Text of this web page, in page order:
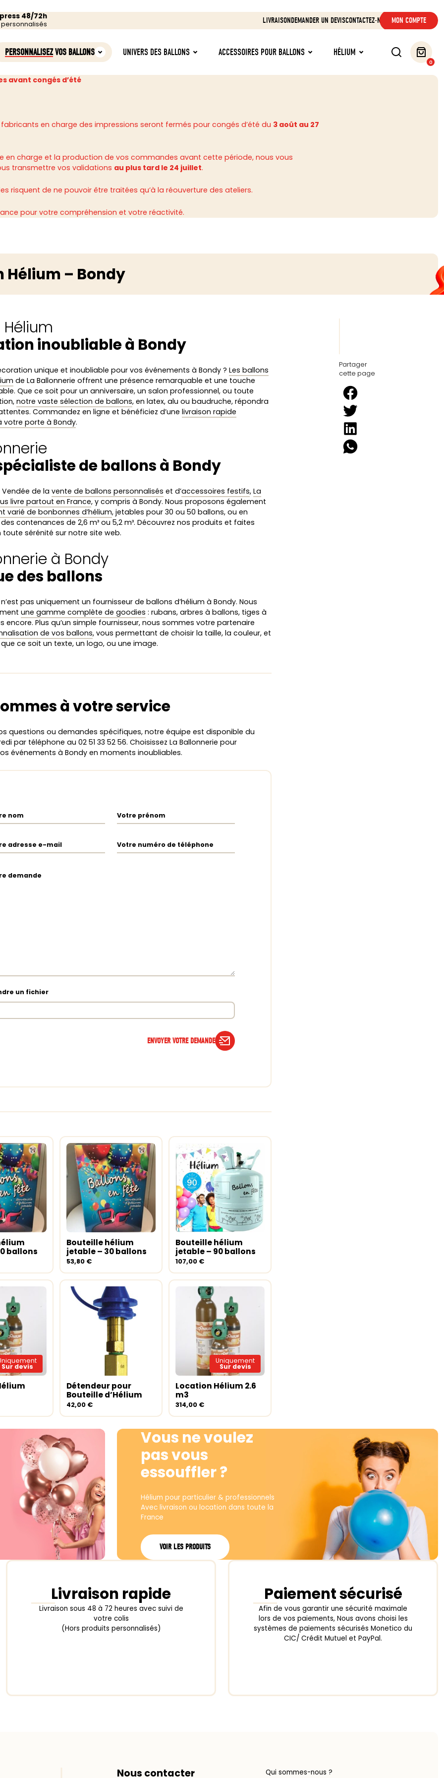
48/72h LIVRAISONDEMANDER UN DEVISCONTACTEZ-NOUS MON COMPTE
PERSONNALISEZVOS BALLONS UNIVERS DES BALLONS ACCESSOIRES POUR BALLONS HÉLIUM
0
avant congés d’été
en charge des impressions seront fermés pour congés d’été du 3 août au 27
en charge et la production de vos commandes avant cette période, nous vous
transmettre vos validations au plus tard le 24 juillet.
risquent de ne pouvoir être traitées qu’à la réouverture des ateliers.
pour votre compréhension et votre réactivité.
Hélium – Bondy
inoubliable à Bondy
unique et inoubliable pour vos événements à Bondy ? Les ballons
de La Ballonnerie offrent une présence remarquable et une touche
Que ce soit pour un anniversaire, un salon professionnel, ou toute
notre vaste sélection de ballons, en latex, alu ou baudruche, répondra
Commandez en ligne et bénéficiez d’une livraison rapide
votre porte à Bondy.
de ballons à Bondy
de la vente de ballons personnalisés et d’accessoires festifs, La
livre partout en France, y compris à Bondy. Nous proposons également
varié de bonbonnes d’hélium, jetables pour 30 ou 50 ballons, ou en
contenances de 2,6 m³ ou 5,2 m³. Découvrez nos produits et faites
toute sérénité sur notre site web.
à Bondy
des ballons
pas uniquement un fournisseur de ballons d’hélium à Bondy. Nous
une gamme complète de goodies : rubans, arbres à ballons, tiges à
encore. Plus qu’un simple fournisseur, nous sommes votre partenaire
de vos ballons, vous permettant de choisir la taille, la couleur, et
ce soit un texte, un logo, ou une image.
à votre service
questions ou demandes spécifiques, notre équipe est disponible du
par téléphone au 02 51 33 52 56. Choisissez La Ballonnerie pour
événements à Bondy en moments inoubliables.
nom Votre prénom
adresse e-mail Votre numéro de téléphone
demande
un fichier
ENVOYER VOTRE DEMANDE
panier
ballons
Ajouter au panier
Bouteille hélium
jetable – 30 ballons
53,80 €
Ajouter au panier
Bouteille hélium
jetable – 90 ballons
107,00 €
Sur devis
Ajouter au panier
Détendeur pour
Bouteille d’Hélium
42,00 €
Uniquement
Sur devis
Lire la suite
Location Hélium 2.6
m3
314,00 €
Partager
cette page
Vous ne voulez
pas vous
essouffler ?
Hélium pour particulier & professionnels
Avec livraison ou location dans toute la
France
VOIR LES PRODUITS
Livraison rapide
Livraison sous 48 à 72 heures avec suivi de
votre colis
(Hors produits personnalisés)
Paiement sécurisé
Afin de vous garantir une sécurité maximale
lors de vos paiements, Nous avons choisi les
systèmes de paiements sécurisés Monetico du
CIC/ Crédit Mutuel et PayPal.
Nous contacter
Qui sommes-nous ?